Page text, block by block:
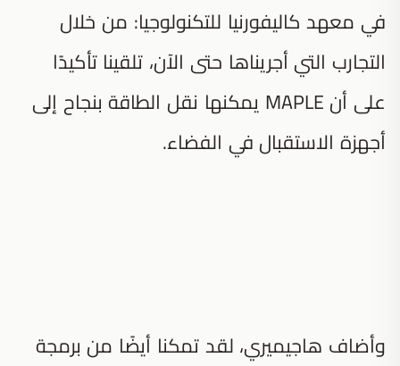
في معهد كاليفورنيا للتكنولوجيا: من خلال
التجارب التي أجريناها حتى الآن، تلقينا تأكيدًا
على أن MAPLE يمكنها نقل الطاقة بنجاح إلى
أجهزة الاستقبال في الفضاء.
وأضاف هاجيميري، لقد تمكنا أيضًا من برمجة